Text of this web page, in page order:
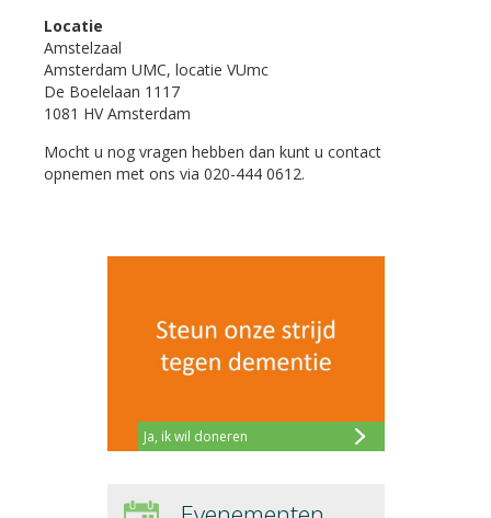
Locatie
Amstelzaal
Amsterdam UMC, locatie VUmc
De Boelelaan 1117
1081 HV Amsterdam
Mocht u nog vragen hebben dan kunt u contact
opnemen met ons via 020-444 0612.
Ja, ik wil doneren